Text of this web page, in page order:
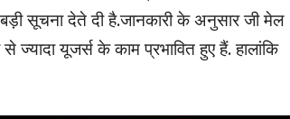
सूचना देते दी है.जानकारी के अनुसार जी मेल
यूजर्स के काम प्रभावित हुए हैं. हालांकि